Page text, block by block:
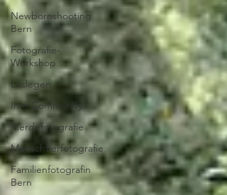
Newbornshooting
Bern
Fotografie-
Workshop
Loslegen
Ihre Community
Pferdefotografie
Menschtierfotografie
Familienfotografin
Bern